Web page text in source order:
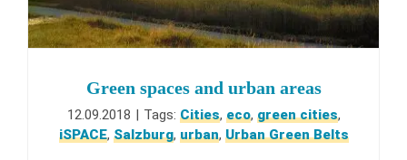
Green spaces and urban areas
12.09.2018 Tags: Cities, eco, green cities,
iSPACE, Salzburg, urban, Urban Green Belts